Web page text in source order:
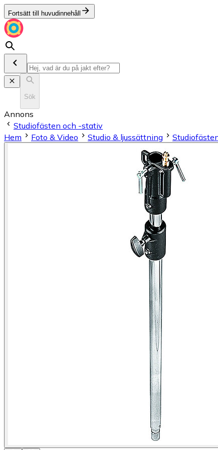
Fortsätt till huvudinnehåll
Sök
Annons
Studiofästen och -stativ
Hem
Foto & Video Studio & ljussättning